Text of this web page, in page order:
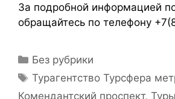
За подробной информацией
обращайтесь по телефону
Без рубрики
Турагентство Турсфера
Комендантский проспект,